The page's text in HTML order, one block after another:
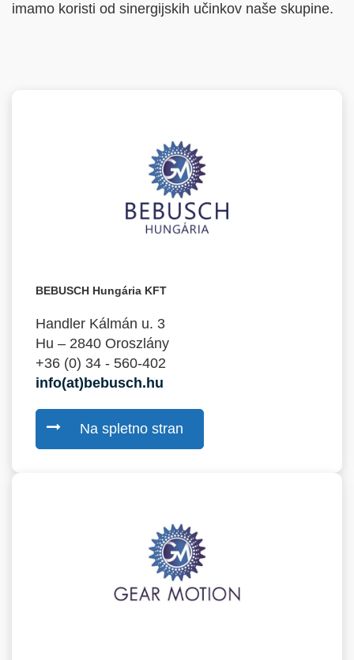
imamo koristi od sinergijskih učinkov naše skupine.
BEBUSCH Hungária KFT
Handler Kálmán u. 3
Hu – 2840 Oroszlány
+36 (0) 34 - 560-402
info(at)bebusch.hu
Na spletno stran